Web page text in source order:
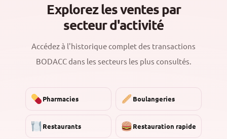
Explorez les ventes par
secteur d'activité
Accédez à l'historique complet des transactions
BODACC dans les secteurs les plus consultés.
Pharmacies Boulangeries
Restaurants Restauration rapide